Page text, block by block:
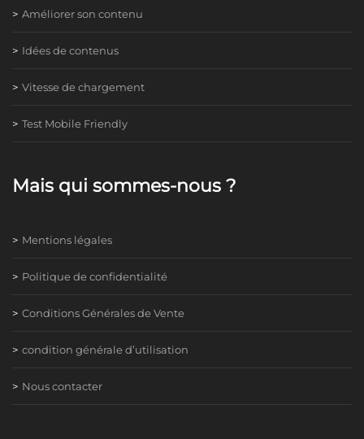
Améliorer son contenu
Idées de contenus
Vitesse de chargement
Test Mobile Friendly
Mais qui sommes-nous ?
Mentions légales
Politique de confidentialité
Conditions Générales de Vente
condition générale d’utilisation
Nous contacter